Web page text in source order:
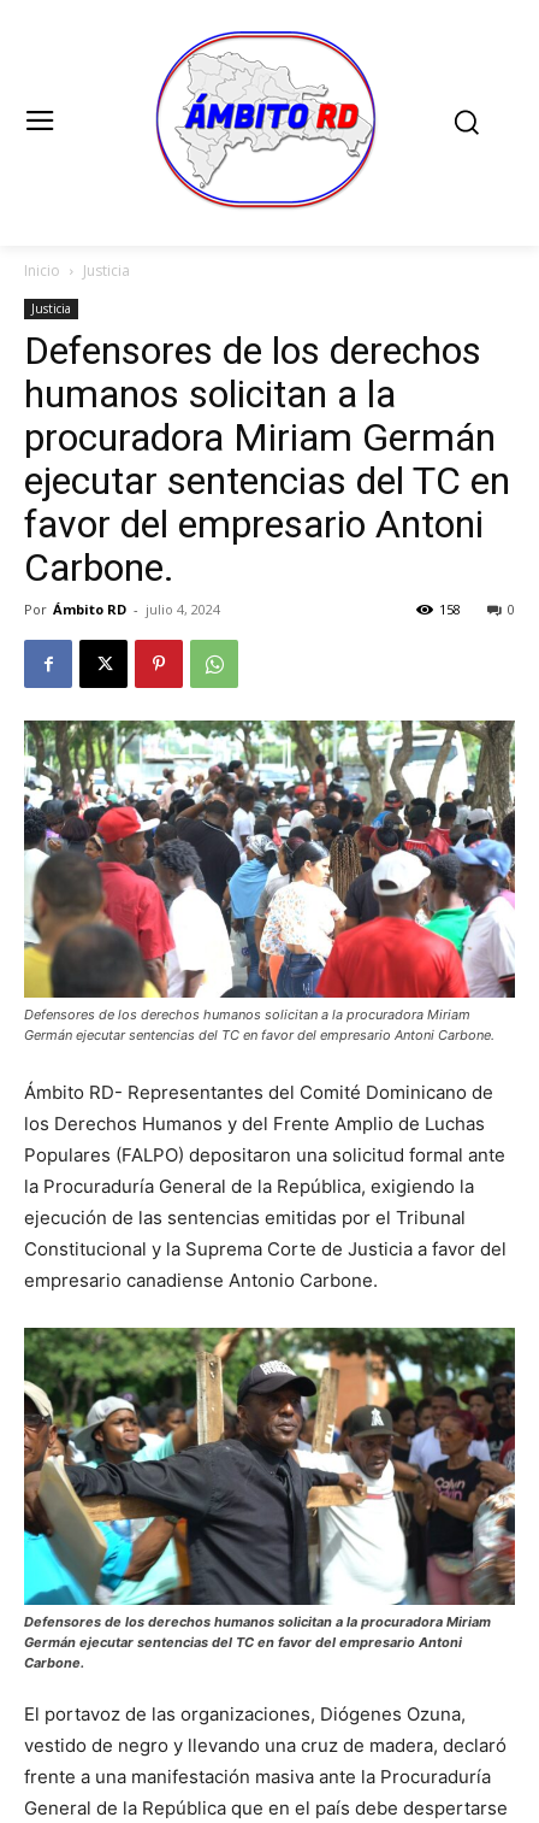
Inicio Justicia
Justicia
Defensores de los derechos
humanos solicitan a la
procuradora Miriam Germán
ejecutar sentencias del TC en
favor del empresario Antoni
Carbone.
Por Ámbito RD - julio 4, 2024 0
158
Defensores de los derechos humanos solicitan a la procuradora Miriam
Germán ejecutar sentencias del TC en favor del empresario Antoni Carbone.
Ámbito RD- Representantes del Comité Dominicano de
los Derechos Humanos y del Frente Amplio de Luchas
Populares (FALPO) depositaron una solicitud formal ante
la Procuraduría General de la República, exigiendo la
ejecución de las sentencias emitidas por el Tribunal
Constitucional y la Suprema Corte de Justicia a favor del
empresario canadiense Antonio Carbone.
Defensores de los derechos humanos solicitan a la procuradora Miriam
Germán ejecutar sentencias del TC en favor del empresario Antoni
Carbone.
El portavoz de las organizaciones, Diógenes Ozuna,
vestido de negro y llevando una cruz de madera, declaró
frente a una manifestación masiva ante la Procuraduría
General de la República que en el país debe despertarse